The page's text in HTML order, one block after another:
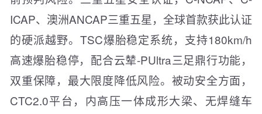
ICAP、澳洲ANCAP三重五星，全球首款获此认证
的硬派越野。TSC爆胎稳定系统，支持180km/h
高速爆胎稳停，配合云辇-PUltra三足鼎行功能，
双重保障，最大限度降低风险。被动安全方面，
CTC2.0平台，内高压一体成形大梁、无焊缝车